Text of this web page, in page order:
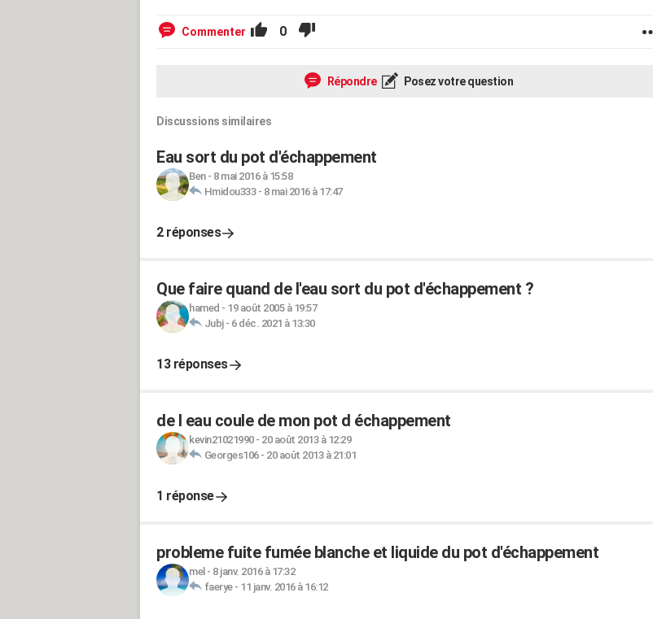
Commenter 0
Répondre Posez votre question
Discussions similaires
Eau sort du pot d'échappement
Ben- 8 mai 2016 à 15:58
Hmidou333- 8 mai 2016 à 17:47
2 réponses
Que faire quand de l'eau sort du pot d'échappement ?
hamed - 19 août 2005 à 19:57
Jubj- 6 déc. 2021 à 13:30
13 réponses
de l eau coule de mon pot d échappement
kevin21021990- 20 août 2013 à 12:29
Georges106- 20 août 2013 à 21:01
1 réponse
probleme fuite fumée blanche et liquide du pot d'échappement
mel - 8 janv. 2016 à 17:32
faerye- 11 janv. 2016 à 16:12